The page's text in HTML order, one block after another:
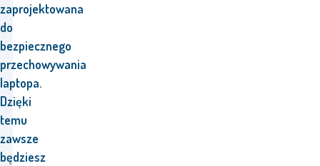
zaprojektowana
do
bezpiecznego
przechowywania
laptopa.
Dzięki
temu
zawsze
będziesz